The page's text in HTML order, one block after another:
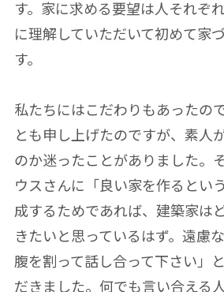
す。家に求める要望は人それぞ
に理解していただいて初めて家
す。
私たちにはこだわりもあったの
とも申し上げたのですが、素人
のか迷ったことがありました。
ウスさんに「良い家を作るとい
成するためであれば、建築家は
きたいと思っているはず。遠慮
腹を割って話し合って下さい」
だきました。何でも言い合える